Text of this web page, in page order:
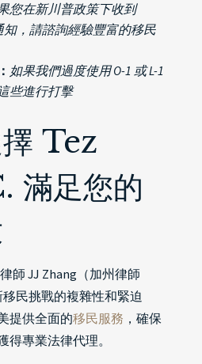
您在新川普政策下收到
知，請諮詢經驗豐富的移民
如果我們過度使用 O-1 或 L-1
些進行打擊
Tez
滿足您的
師 JJ Zhang（加州律師
民挑戰的複雜性和緊迫
提供全面的移民服務 ，確保
得專業法律代理。